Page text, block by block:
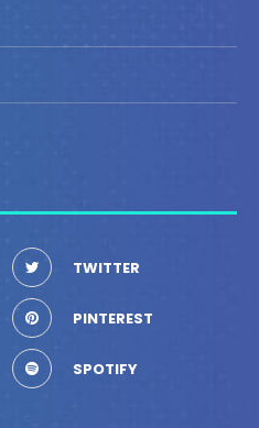
TWITTER
PINTEREST
SPOTIFY